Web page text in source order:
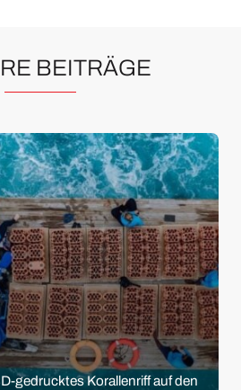
BEITRÄGE
gedrucktes Korallenriff auf den